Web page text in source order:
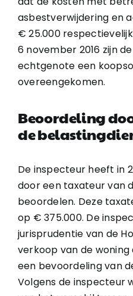
asbestverwijdering en
€ 25.000
6 november 2016 zijn
echtgenote een
overeengekomen.
Beoordeling
de
De inspecteur heeft in
door een taxateur van
beoordelen. Deze
op € 375.000. De
jurisprudentie van de
verkoop van de
een bevoordeling van
Volgens de inspecteur